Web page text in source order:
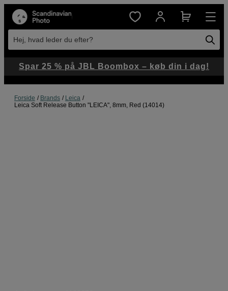
Hej, hvad leder du efter?
Forside Brands
Leica
Leica Soft Release Button "LEICA", 8mm, Red (14014)
Spar 25 % på JBL Boombox – køb din i dag!